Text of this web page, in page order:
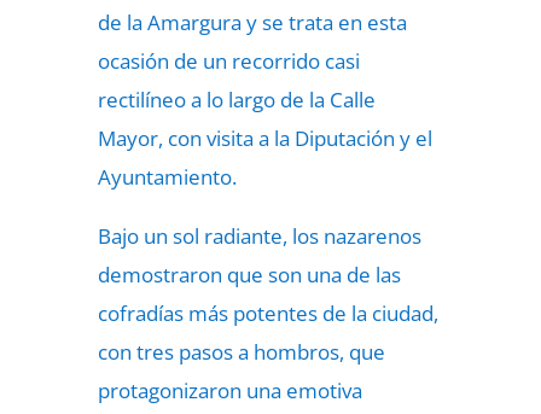
de la Amargura y se trata en esta
ocasión de un recorrido casi
rectilíneo a lo largo de la Calle
Mayor, con visita a la Diputación y el
Ayuntamiento.
Bajo un sol radiante, los nazarenos
demostraron que son una de las
cofradías más potentes de la ciudad,
con tres pasos a hombros, que
protagonizaron una emotiva